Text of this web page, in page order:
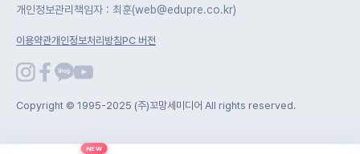
개인정보관리책임자 : 최훈(web@edupre.co.kr)
이용약관개인정보처리방침PC 버전
Copyright © 1995-2025 (주)꼬망세미디어 All rights reserved.
NEW